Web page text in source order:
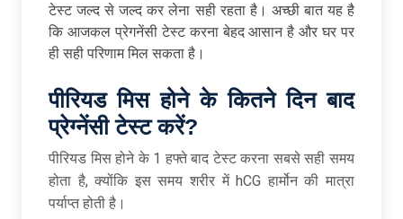
टेस्ट जल्द से जल्द कर लेना सही रहता है। अच्छी बात यह है
कि आजकल प्रेगनेंसी टेस्ट करना बेहद आसान है और घर पर
ही सही परिणाम मिल सकता है।
पीरियड मिस होने के कितने दिन बाद
प्रेग्नेंसी टेस्ट करें?
पीरियड मिस होने के 1 हफ्ते बाद टेस्ट करना सबसे सही समय
होता है, क्योंकि इस समय शरीर में hCG हार्मोन की मात्रा
पर्याप्त होती है।